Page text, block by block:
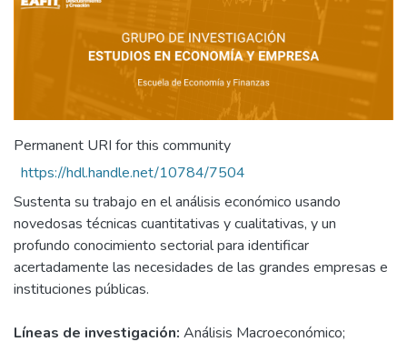
Permanent URI for this community
https://hdl.handle.net/10784/7504
Sustenta su trabajo en el análisis económico usando
novedosas técnicas cuantitativas y cualitativas, y un
profundo conocimiento sectorial para identificar
acertadamente las necesidades de las grandes empresas e
instituciones públicas.
Líneas de investigación: Análisis Macroeconómico;